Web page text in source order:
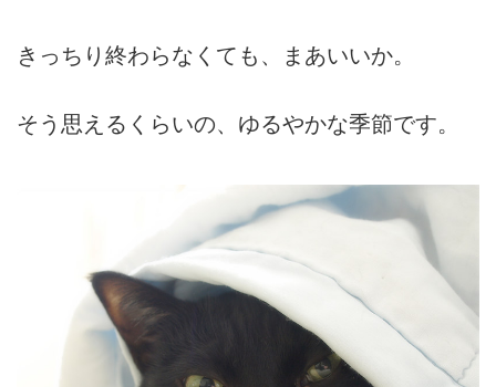
きっちり終わらなくても、まあいいか。
そう思えるくらいの、ゆるやかな季節です。